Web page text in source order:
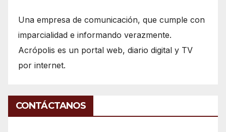
Una empresa de comunicación, que cumple con
imparcialidad e informando verazmente.
Acrópolis es un portal web, diario digital y TV
por internet.
CONTÁCTANOS